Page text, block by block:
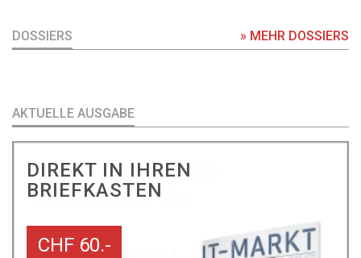
DOSSIERS » MEHR DOSSIERS
AKTUELLE AUSGABE
DIREKT IN IHREN
BRIEFKASTEN
CHF 60.-